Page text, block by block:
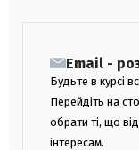
Email -
Будьте в курсі
Перейдіть на
обрати ті, що
інтересам.